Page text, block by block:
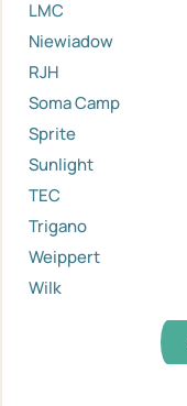
LMC
Niewiadow
RJH
Soma Camp
Sprite
Sunlight
TEC
Trigano
Weippert
Wilk